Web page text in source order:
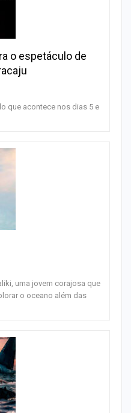
o espetáculo de
que acontece nos dias 5 e
uma jovem corajosa que
o oceano além das